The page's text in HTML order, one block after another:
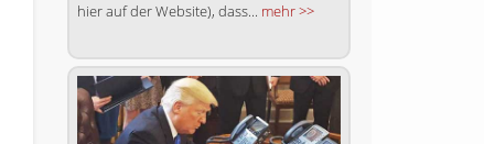
hier auf der Website), dass... mehr >>